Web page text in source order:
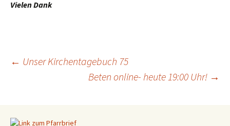
Vielen Dank
Beitragsnavigation
← Unser Kirchentagebuch 75
Beten online- heute 19:00 Uhr! →